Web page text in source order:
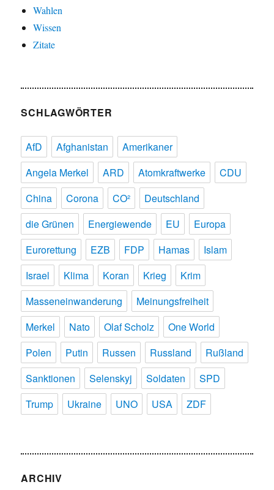
Wahlen
Wissen
Zitate
SCHLAGWÖRTER
AfD Afghanistan
Amerikaner
Angela Merkel
ARD Atomkraftwerke
CDU
China
Corona CO²
Deutschland
die Grünen
Energiewende EU
Europa
Eurorettung
EZB FDP Hamas
Islam
Israel
Klima Koran Krieg
Krim
Masseneinwanderung
Meinungsfreiheit
Merkel
Nato Olaf Scholz
One World
Polen
Putin Russen Russland
Rußland
Sanktionen
Selenskyj Soldaten
SPD
Trump
Ukraine UNO USA ZDF
ARCHIV